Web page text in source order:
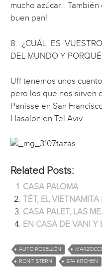
mucho azúcar…
buen pan!
8. ¿CUÁL ES
DEL MUNDO Y
Uff tenemos unos
pero los que nos sirven
Panisse en San
Hasalon en Tel Aviv.
Related Posts:
CASA PALOMA
TÊT, EL
CASA PALET, LAS
EN CASA DE VANI Y
AUTO ROSELLÓN
RONIT STERN
SPA KITCHEN